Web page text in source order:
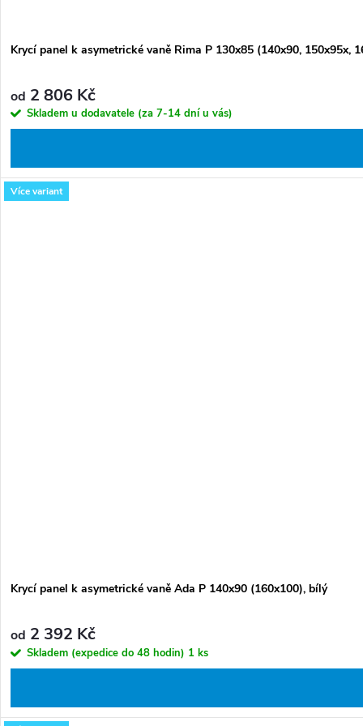
Krycí panel k asymetrické vaně Rima P 130x85 (140x90, 150x95x,
od 2 806 Kč
Skladem u dodavatele (za 7-14 dní u vás)
Více variant
Krycí panel k asymetrické vaně Ada P 140x90 (160x100), bílý
od 2 392 Kč
Skladem (expedice do 48 hodin) 1 ks